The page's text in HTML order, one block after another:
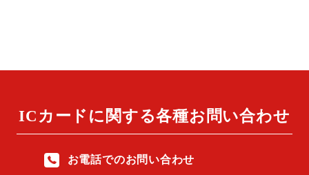
ICカードに関する各種お問い合わせ
お電話でのお問い合わせ